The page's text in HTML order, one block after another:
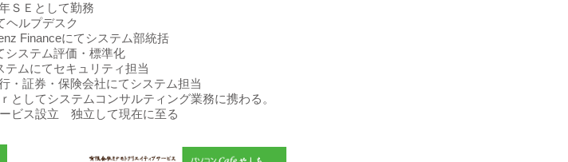
として勤務
デスク
にてシステム部統括
評価・標準化
キュリティ担当
会社にてシステム担当
してシステムコンサルティング業務に携わる。
ビス設立 独立して現在に至る